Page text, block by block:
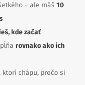
– ale máš 10
kde začať
rovnako ako ich
chápu, prečo si